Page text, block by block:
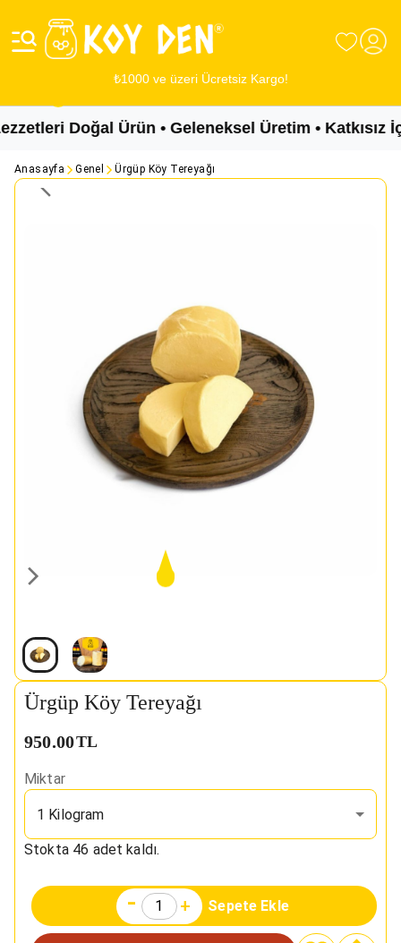
₺1000 ve üzeri Ücretsiz Kargo!
Doğal Ürün • Geleneksel Üretim •
Anasayfa Genel Ürgüp Köy Tereyağı
Ürgüp Köy Tereyağı
950.00TL
Miktar
1 Kilogram
Stokta 46 adet kaldı.
- + Sepete Ekle